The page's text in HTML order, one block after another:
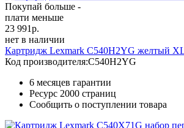
Покупай больше -
плати меньше
23 991р.
нет в наличии
Картридж Lexmark C540H2YG желтый
Код производителя:C540H2YG
6 месяцев гарантии
Ресурс 2000 страниц
Сообщить о поступлении товара